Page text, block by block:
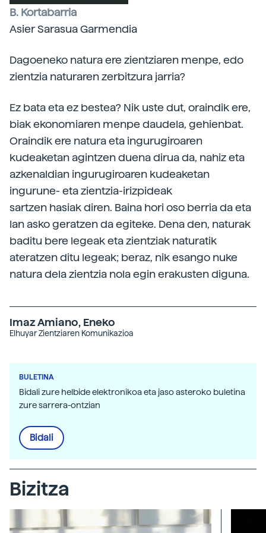
B. Kortabarria
Asier Sarasua Garmendia
Dagoeneko natura ere zientziaren menpe, edo
zientzia naturaren zerbitzura jarria?
Ez bata eta ez bestea? Nik uste dut, oraindik ere,
biak ekonomiaren menpe daudela, gehienbat.
Oraindik ere natura eta ingurugiroaren
kudeaketan agintzen duena dirua da, nahiz eta
azkenaldian ingurugiroaren kudeaketan
ingurune- eta zientzia-irizpideak
sartzen hasiak diren. Baina hori oso berria da eta
lan asko geratzen da egiteke. Dena den, naturak
baditu bere legeak eta zientziak naturatik
ateratzen ditu legeak; beraz, nik esango nuke
natura dela zientzia nola egin erakusten diguna.
Imaz Amiano, Eneko
Elhuyar Zientziaren Komunikazioa
BULETINA
Bidali zure helbide elektronikoa eta jaso asteroko buletina
zure sarrera-ontzian
Bidali
Bizitza